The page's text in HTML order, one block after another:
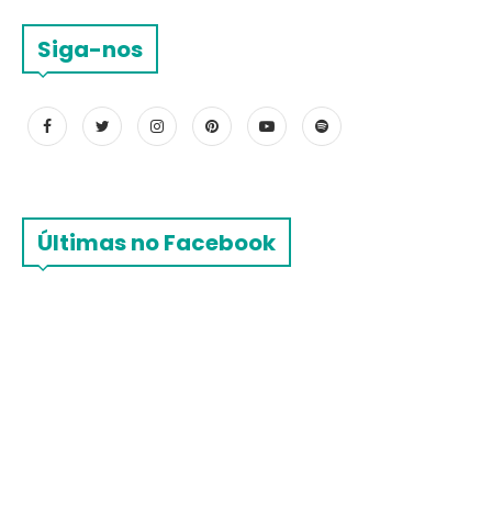
Siga-nos
Últimas no Facebook